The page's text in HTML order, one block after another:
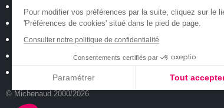
Pour modifier vos préférences par la suite, cliquez sur le
'Préférences de cookies' situé dans le pied de page.
Consulter notre politique de confidentialité
Consentements certifiés par
Paramétrer Tout
Axeptio consent
Conditions générales de vente
Politique de confidentialité
Cookies : Vos préférences
© Michenaud 2000/2026
de
18